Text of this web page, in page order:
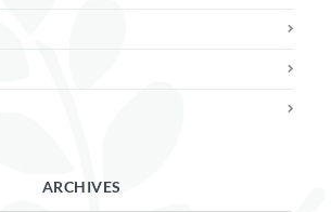
ARCHIVES